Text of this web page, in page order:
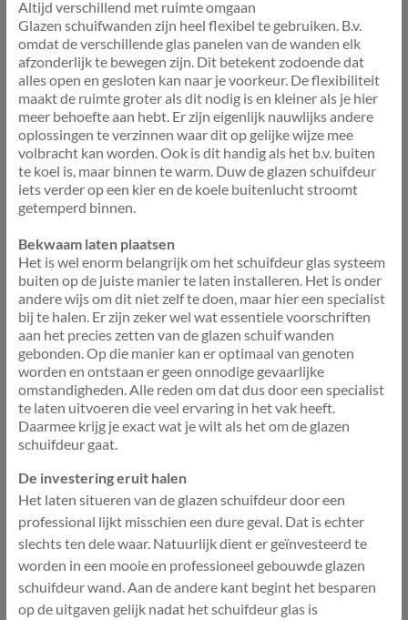
Altijd verschillend met ruimte omgaan
Glazen schuifwanden zijn heel flexibel te gebruiken. B.v.
omdat de verschillende glas panelen van de wanden elk
afzonderlijk te bewegen zijn. Dit betekent zodoende dat
alles open en gesloten kan naar je voorkeur. De flexibiliteit
maakt de ruimte groter als dit nodig is en kleiner als je hier
meer behoefte aan hebt. Er zijn eigenlijk nauwlijks andere
oplossingen te verzinnen waar dit op gelijke wijze mee
volbracht kan worden. Ook is dit handig als het b.v. buiten
te koel is, maar binnen te warm. Duw de glazen schuifdeur
iets verder op een kier en de koele buitenlucht stroomt
getemperd binnen.
Bekwaam laten plaatsen
Het is wel enorm belangrijk om het schuifdeur glas systeem
buiten op de juiste manier te laten installeren. Het is onder
andere wijs om dit niet zelf te doen, maar hier een specialist
bij te halen. Er zijn zeker wel wat essentiele voorschriften
aan het precies zetten van de glazen schuif wanden
gebonden. Op die manier kan er optimaal van genoten
worden en ontstaan er geen onnodige gevaarlijke
omstandigheden. Alle reden om dat dus door een specialist
te laten uitvoeren die veel ervaring in het vak heeft.
Daarmee krijg je exact wat je wilt als het om de glazen
schuifdeur gaat.
De investering eruit halen
Het laten situeren van de glazen schuifdeur door een
professional lijkt misschien een dure geval. Dat is echter
slechts ten dele waar. Natuurlijk dient er geïnvesteerd te
worden in een mooie en professioneel gebouwde glazen
schuifdeur wand. Aan de andere kant begint het besparen
op de uitgaven gelijk nadat het schuifdeur glas is